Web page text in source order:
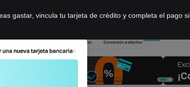
gastar, vincula tu tarjeta de crédito y completa el pago